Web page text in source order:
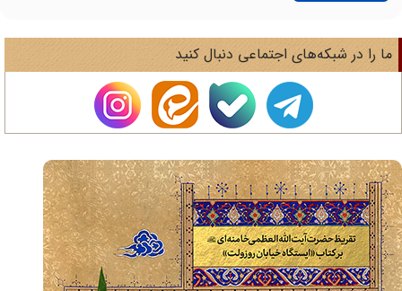
را در شبکه‌های اجتماعی دنبال کنید